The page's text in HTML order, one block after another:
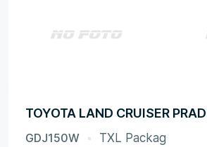
TOYOTA LAND CRUISER
GDJ150W TXL Packag